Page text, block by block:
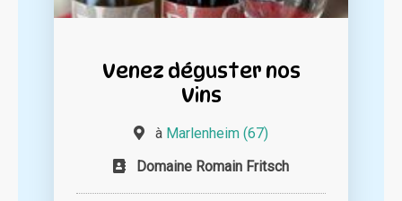
Venez déguster nos
Vins
à Marlenheim (67)
Domaine Romain Fritsch